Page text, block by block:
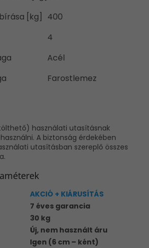
[kg]
400
4
Acél
Farostlemez
használati utasításnak
A biztonság érdekében
utasításban szereplő összes
AKCIÓ + KIÁRUSÍTÁS
7 éves garancia
30 kg
Új, nem használt áru
Igen (6 cm – ként)